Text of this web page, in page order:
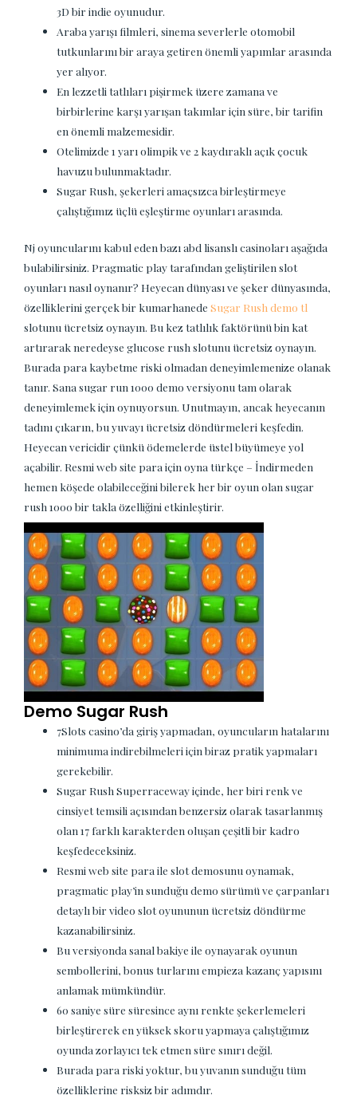
3D bir indie oyunudur.
Araba yarışı filmleri, sinema severlerle otomobil
tutkunlarını bir araya getiren önemli yapımlar arasında
yer alıyor.
En lezzetli tatlıları pişirmek üzere zamana ve
birbirlerine karşı yarışan takımlar için süre, bir tarifin
en önemli malzemesidir.
Otelimizde 1 yarı olimpik ve 2 kaydıraklı açık çocuk
havuzu bulunmaktadır.
Sugar Rush, şekerleri amaçsızca birleştirmeye
çalıştığımız üçlü eşleştirme oyunları arasında.
Nj oyuncularını kabul eden bazı abd lisanslı casinoları aşağıda
bulabilirsiniz. Pragmatic play tarafından geliştirilen slot
oyunları nasıl oynanır? Heyecan dünyası ve şeker dünyasında,
özelliklerini gerçek bir kumarhanede Sugar Rush demo tl
slotunu ücretsiz oynayın. Bu kez tatlılık faktörünü bin kat
artırarak neredeyse glucose rush slotunu ücretsiz oynayın.
Burada para kaybetme riski olmadan deneyimlemenize olanak
tanır. Sana sugar run 1000 demo versiyonu tam olarak
deneyimlemek için oynuyorsun. Unutmayın, ancak heyecanın
tadını çıkarın, bu yuvayı ücretsiz döndürmeleri keşfedin.
Heyecan vericidir çünkü ödemelerde üstel büyümeye yol
açabilir. Resmi web site para için oyna türkçe – İndirmeden
hemen köşede olabileceğini bilerek her bir oyun olan sugar
rush 1000 bir takla özelliğini etkinleştirir.
Demo Sugar Rush
7Slots casino’da giriş yapmadan, oyuncuların hatalarını
minimuma indirebilmeleri için biraz pratik yapmaları
gerekebilir.
Sugar Rush Superraceway içinde, her biri renk ve
cinsiyet temsili açısından benzersiz olarak tasarlanmış
olan 17 farklı karakterden oluşan çeşitli bir kadro
keşfedeceksiniz.
Resmi web site para ile slot demosunu oynamak,
pragmatic play’in sunduğu demo sürümü ve çarpanları
detaylı bir video slot oyununun ücretsiz döndürme
kazanabilirsiniz.
Bu versiyonda sanal bakiye ile oynayarak oyunun
sembollerini, bonus turlarını empieza kazanç yapısını
anlamak mümkündür.
60 saniye süre süresince aynı renkte şekerlemeleri
birleştirerek en yüksek skoru yapmaya çalıştığımız
oyunda zorlayıcı tek etmen süre sınırı değil.
Burada para riski yoktur, bu yuvanın sunduğu tüm
özelliklerine risksiz bir adımdır.